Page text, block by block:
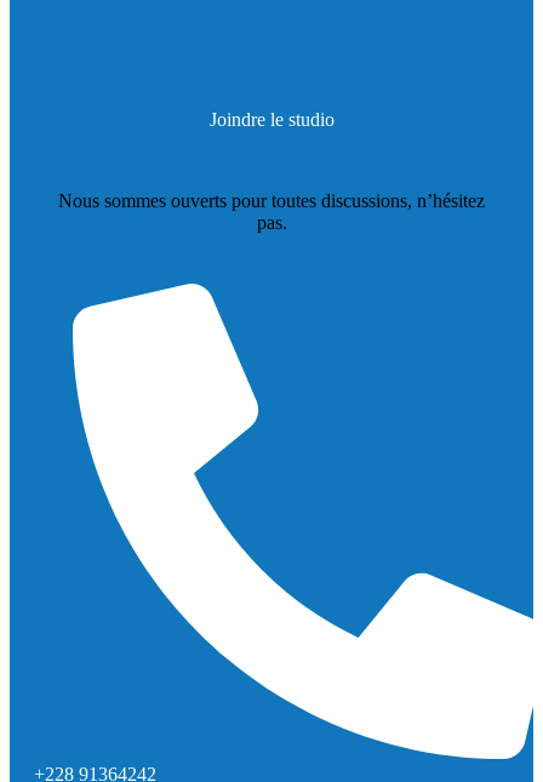
Joindre le studio
Nous sommes ouverts pour toutes discussions, n’hésitez
pas.
+228 91364242